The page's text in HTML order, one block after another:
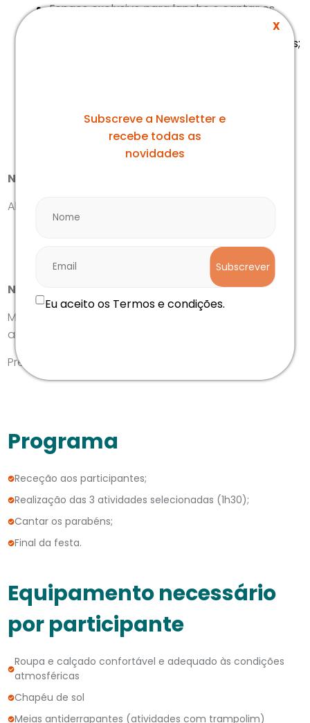
Espaço exclusivo para lanche e cantar os
Todo o material específico para as atividades;
Não inclui:
Alimentação [Comidas e Bebidas]
Notas:
Menores de 12 anos, obrigatório serem
acompanhados por 1 adulto.
Preço para um mínimo de 12 participantes.
Programa
Receção aos participantes;
Realização das 3 atividades selecionadas (1h30);
Cantar os parabéns;
Final da festa.
Equipamento necessário
por participante
Roupa e calçado confortável e adequado às condições
atmosféricas
Chapéu de sol
Meias antiderrapantes (atividades com trampolim)
X
Subscreve a Newsletter e
recebe todas as
novidades
Subscrever
Eu aceito os Termos e condições.